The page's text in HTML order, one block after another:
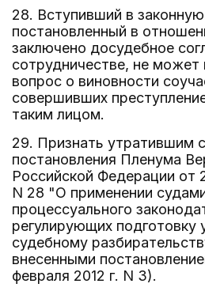
28. Вступивший в
постановленный в
заключено досудебное
сотрудничестве, не
вопрос о виновности
совершивших
таким лицом.
29. Признать утратившим
постановления Пленума
Российской Федерации от
N 28 "О применении
процессуального
регулирующих подготовку
судебному
внесенными
февраля 2012 г. N 3).